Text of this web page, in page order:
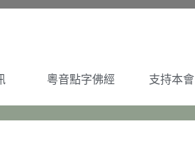
粵音點字佛經 支持本會